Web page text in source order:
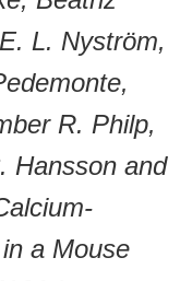
L. Nyström,
R. Philp,
Hansson and
a Mouse